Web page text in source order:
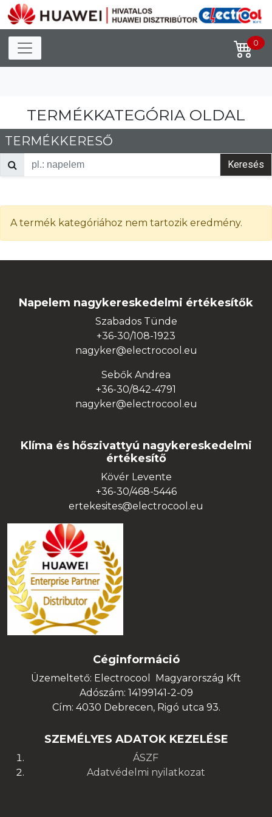
Toggle navigation 0
TERMÉKKATEGÓRIA OLDAL
TERMÉKKERESŐ
Keresés
A termék kategóriához nem tartozik eredmény.
Napelem nagykereskedelmi értékesítők
Szabados Tünde
+36-30/108-1923
nagyker@electrocool.eu
Sebők Andrea
+36-30/842-4791
nagyker@electrocool.eu
Klíma és hőszivattyú nagykereskedelmi
értékesítő
Kövér Levente
+36-30/468-5446
ertekesites@electrocool.eu
Céginformáció
Üzemeltető: Electrocool Magyarország Kft
Adószám: 14199141-2-09
Cím: 4030 Debrecen, Rigó utca 93.
SZEMÉLYES ADATOK KEZELÉSE
ÁSZF
Adatvédelmi nyilatkozat